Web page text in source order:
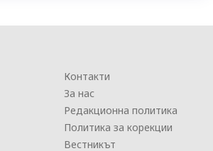
Контакти
За нас
Редакционна политика
Политика за корекции
Вестникът